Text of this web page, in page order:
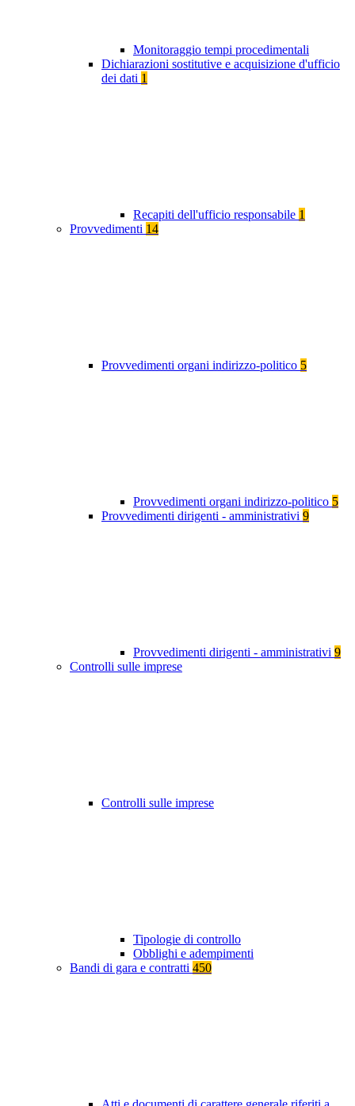
Monitoraggio tempi procedimentali
Dichiarazioni sostitutive e acquisizione d'ufficio
dei dati 1
Recapiti dell'ufficio responsabile 1
Provvedimenti 14
Provvedimenti organi indirizzo-politico 5
Provvedimenti organi indirizzo-politico 5
Provvedimenti dirigenti - amministrativi 9
Provvedimenti dirigenti - amministrativi 9
Controlli sulle imprese
Controlli sulle imprese
Tipologie di controllo
Obblighi e adempimenti
Bandi di gara e contratti 450